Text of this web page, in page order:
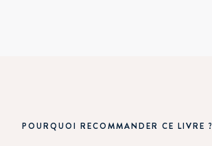
POURQUOI RECOMMANDER CE LIVRE ?